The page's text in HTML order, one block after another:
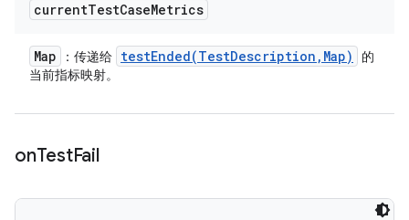
currentTestCaseMetrics
Map ：传递给 testEnded(TestDescription , Map)
的
当前指标映射。
onTestFail